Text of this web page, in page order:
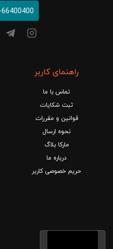
راهنمای کاربر
تماس با ما
ثبت شکایات
قوانین و مقررات
نحوه ارسال
مارکا بلاگ
درباره ما
حریم خصوصی کاربر